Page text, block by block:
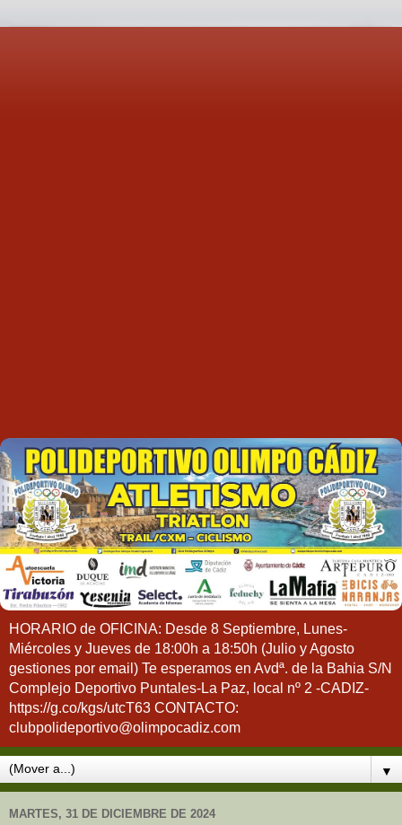
HORARIO de OFICINA: Desde 8 Septiembre, Lunes-
Miércoles y Jueves de 18:00h a 18:50h (Julio y Agosto
gestiones por email) Te esperamos en Avdª. de la Bahia S/N
Complejo Deportivo Puntales-La Paz, local nº 2 -CADIZ-
https://g.co/kgs/utcT63 CONTACTO:
clubpolideportivo@olimpocadiz.com
▼
MARTES, 31 DE DICIEMBRE DE 2024